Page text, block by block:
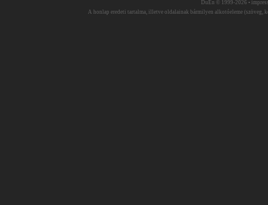
DuEn © 1999-2026 •
A honlap eredeti tartalma, illetve oldalainak bármilyen alkotóeleme (szöveg,